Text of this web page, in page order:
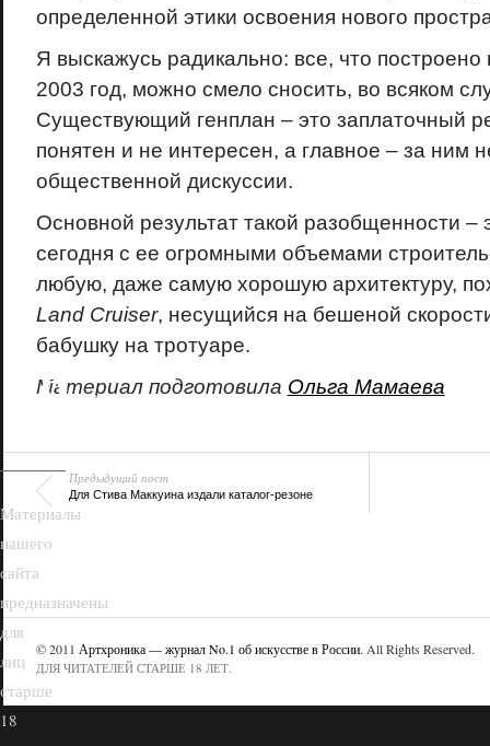
определенной этики освоения нового
Я выскажусь радикально: все, что построено
2003 год, можно смело сносить, во всяком
Существующий генплан – это заплаточный
понятен и не интересен, а главное – за ним
общественной дискуссии.
Основной результат такой разобщенности –
сегодня с ее огромными объемами
любую, даже самую хорошую архитектуру,
Land Cruiser, несущийся на бешеной
бабушку на тротуаре.
Материал подготовила Ольга Мамаева
Предыдущий пост
Для Стива Маккуина издали каталог-резоне
© 2011 Артхроника — журнал No.1 об искусстве в России. All Rights Reserved.
ДЛЯ ЧИТАТЕЛЕЙ СТАРШЕ 18 ЛЕТ.
18+
Материалы
нашего
сайта
предназначены
для
лиц
старше
18